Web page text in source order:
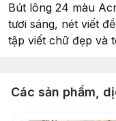
Bút lông 24 màu
tươi sáng, nét viết
tập viết chữ đẹp và
Các sản phẩm,